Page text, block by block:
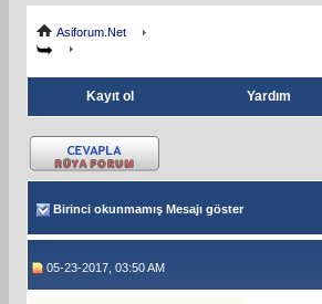
Asiforum.Net
Kayıt ol Yardım
Birinci okunmamış Mesajı göster
05-23-2017, 03:50 AM